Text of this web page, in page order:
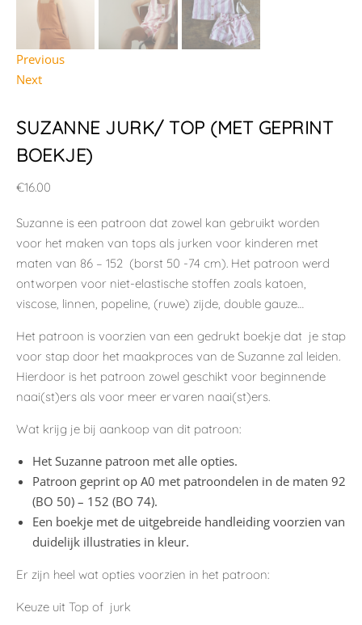
Previous
Next
SUZANNE JURK/ TOP (MET GEPRINT
BOEKJE)
€16.00
Suzanne is een patroon dat zowel kan gebruikt worden
voor het maken van tops als jurken voor kinderen met
maten van 86 – 152 (borst 50 -74 cm). Het patroon werd
ontworpen voor niet-elastische stoffen zoals katoen,
viscose, linnen, popeline, (ruwe) zijde, double gauze…
Het patroon is voorzien van een gedrukt boekje dat je stap
voor stap door het maakproces van de Suzanne zal leiden.
Hierdoor is het patroon zowel geschikt voor beginnende
naai(st)ers als voor meer ervaren naai(st)ers.
Wat krijg je bij aankoop van dit patroon:
Het Suzanne patroon met alle opties.
Patroon geprint op A0 met patroondelen in de maten 92
(BO 50) – 152 (BO 74).
Een boekje met de uitgebreide handleiding voorzien van
duidelijk illustraties in kleur.
Er zijn heel wat opties voorzien in het patroon:
Keuze uit Top of jurk